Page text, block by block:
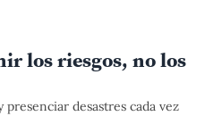
los riesgos, no los
desastres cada vez